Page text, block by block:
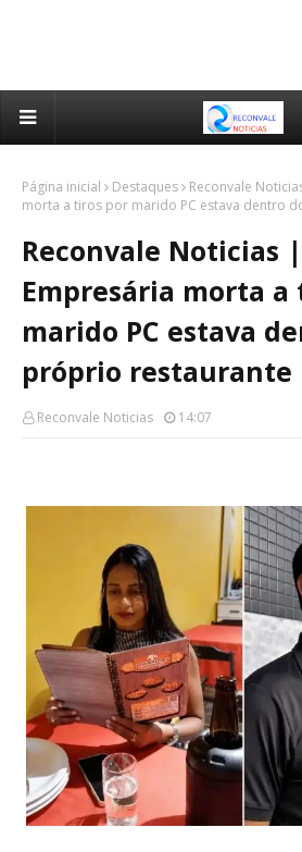
Página inicial Destaques
Reconvale
morta a tiros por marido PC estava dentro
Reconvale Noticias
Empresária morta a
marido PC estava
próprio restaurante
Reconvale Noticias 14:07